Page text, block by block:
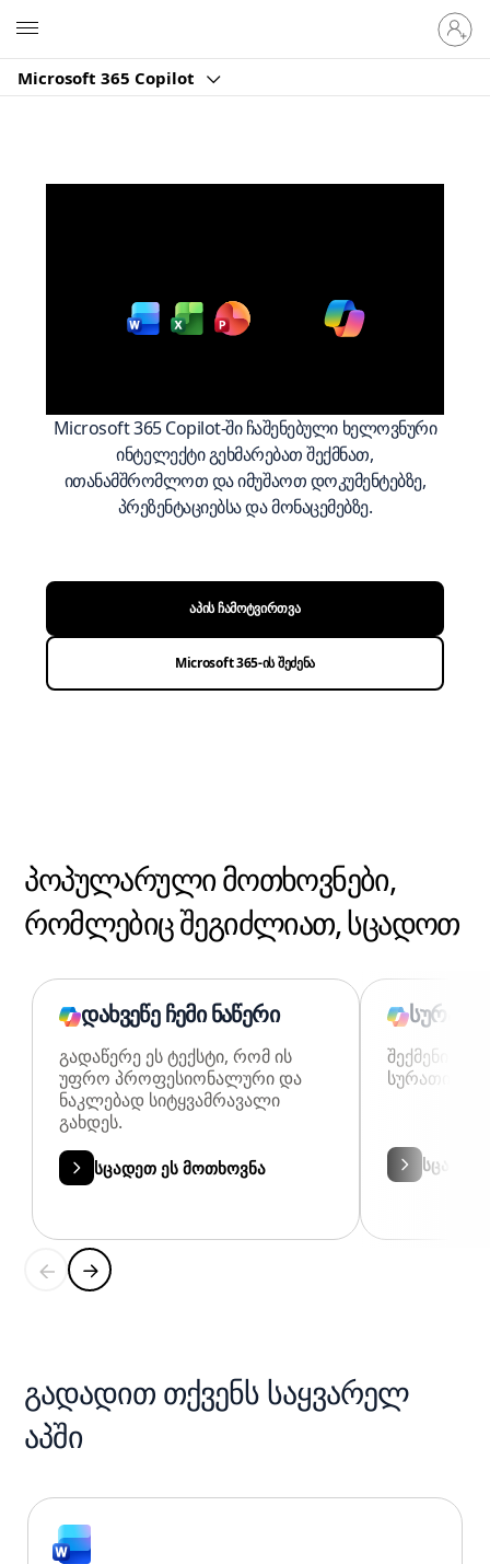
Microsoft 365 Copilot
თქვენს
შესვლა
Microsoft 365 Copilot-ში ჩაშენებული ხელოვნური
ინტელექტი გეხმარებათ შექმნათ,
ითანამშრომლოთ და იმუშაოთ დოკუმენტებზე,
პრეზენტაციებსა და მონაცემებზე.
აპის ჩამოტვირთვა
Microsoft 365-ის შეძენა
პოპულარული მოთხოვნები,
რომლებიც შეგიძლიათ, სცადოთ
დახვეწე ჩემი ნაწერი
გადაწერე ეს ტექსტი, რომ ის
უფრო პროფესიონალური და
ნაკლებად სიტყვამრავალი
გახდეს.
სცადეთ ეს მოთხოვნა
შექმენი
სურათი
სცადეთ
გადადით თქვენს საყვარელ
აპში